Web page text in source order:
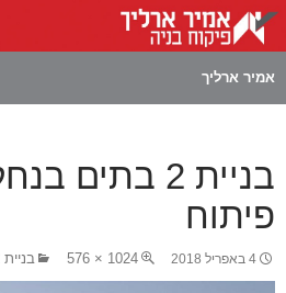
אמיר ארליך
בניית 2 בתים
פיתוח
4 באפריל 2018 1024 × 576 בניית 2 בתים בנחלה